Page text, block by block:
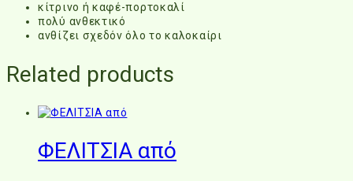
κίτρινο ή καφέ-πορτοκαλί
πολύ ανθεκτικό
ανθίζει σχεδόν όλο το καλοκαίρι
Related products
ΦΕΛΙΤΣΙΑ από